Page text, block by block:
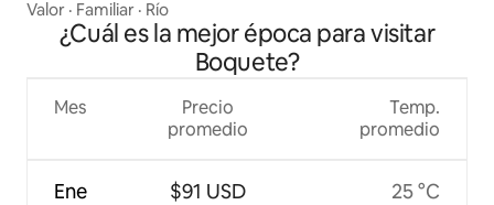
Valor · Familiar · Río
¿Cuál es la mejor época para visitar
Boquete?
Mes
Ene
Precio
promedio
$91 USD
Temp.
promedio
25 °C